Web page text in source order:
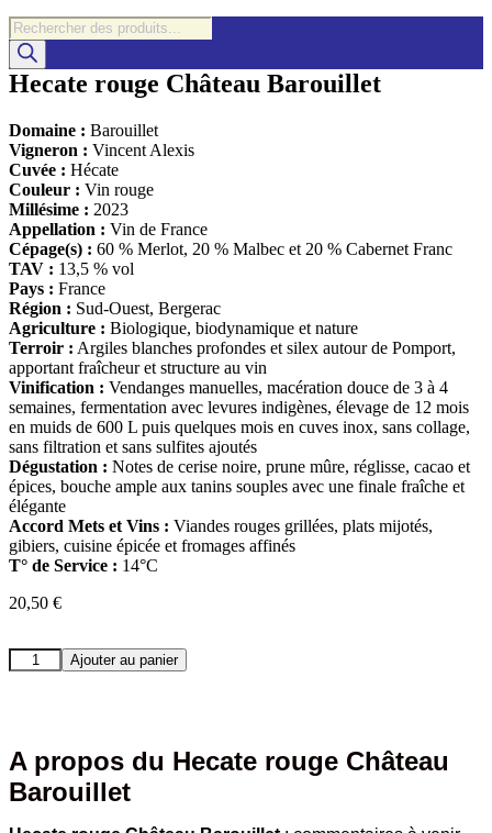
Recherche
de
produits
Hecate rouge Château Barouillet
Domaine : Barouillet
Vigneron : Vincent Alexis
Cuvée : Hécate
Couleur : Vin rouge
Millésime : 2023
Appellation : Vin de France
Cépage(s) : 60 % Merlot, 20 % Malbec et 20 % Cabernet Franc
TAV : 13,5 % vol
Pays : France
Région : Sud-Ouest, Bergerac
Agriculture : Biologique, biodynamique et nature
Terroir : Argiles blanches profondes et silex autour de Pomport,
apportant fraîcheur et structure au vin
Vinification : Vendanges manuelles, macération douce de 3 à 4
semaines, fermentation avec levures indigènes, élevage de 12 mois
en muids de 600 L puis quelques mois en cuves inox, sans collage,
sans filtration et sans sulfites ajoutés
Dégustation : Notes de cerise noire, prune mûre, réglisse, cacao et
épices, bouche ample aux tanins souples avec une finale fraîche et
élégante
Accord Mets et Vins : Viandes rouges grillées, plats mijotés,
gibiers, cuisine épicée et fromages affinés
T° de Service : 14°C
20,50 €
quantité
de
Barouillet
Ajouter au panier
A propos du Hecate rouge Château
Barouillet